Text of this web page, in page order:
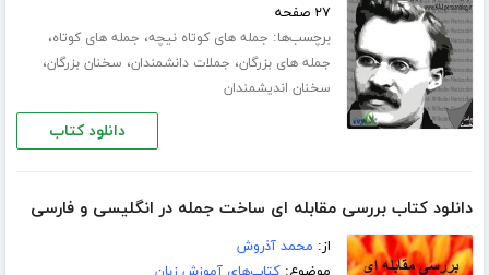
۲۷ صفحه
برچسب‌ها: جمله های کوتاه نیچه، جمله های کوتاه،
جمله های بزرگان، جملات دانشمندان، سخنان بزرگان،
سخنان اندیشمندان
دانلود کتاب
دانلود کتاب بررسی مقابله ای ساخت جمله در انگلیسی و فارسی
از: محمد آذروش